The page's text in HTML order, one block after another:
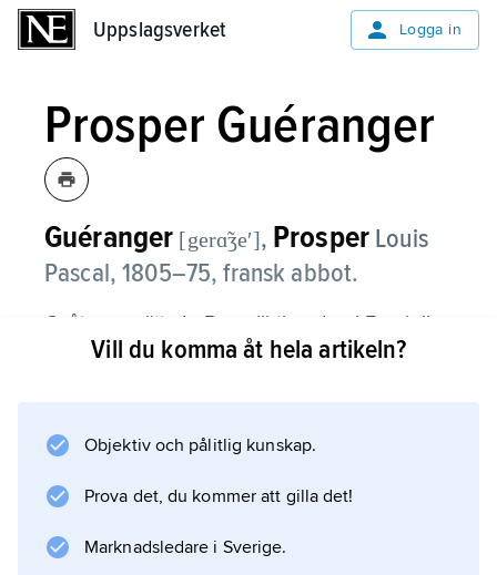
Uppslagsverket Logga in
Prosper Guéranger
Guéranger [gerɑ̃ʒeʹ], Prosper Louis
Pascal, 1805–75, fransk abbot.
G. återupprättade Benediktinorden i Frankrike;
benediktinerna hade fördrivits därifrån under
förfall; hans kloster Solesmes (nära Le Mans)
gregorianska sångens förnyelse. G. har spelat
en väsentlig roll för 1900-talets liturgiska
rörelse.
Vill du komma åt hela artikeln?
Objektiv och pålitlig kunskap.
Prova det, du kommer att gilla det!
Marknadsledare i Sverige.